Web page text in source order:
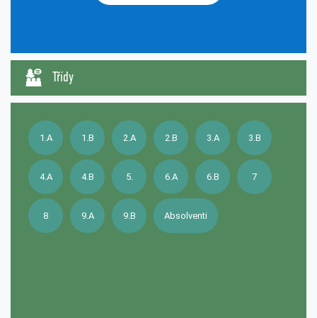
Třídy
1.A 1.B 2.A 2.B 3.A 3.B
4.A 4.B 5. 6.A 6.B 7
8 9.A 9.B Absolventi